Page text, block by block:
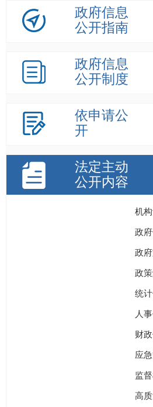
政府信息
公开指南
政府信息
公开制度
依申请公
开
法定主动
公开内容
机
政
政
政
统
人
财
应
监
高